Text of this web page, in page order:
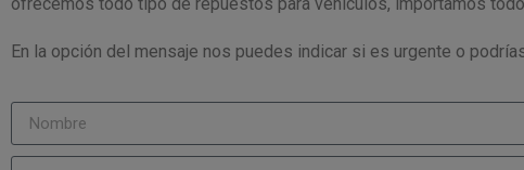
En la opción del mensaje nos puedes indicar si es urgente o